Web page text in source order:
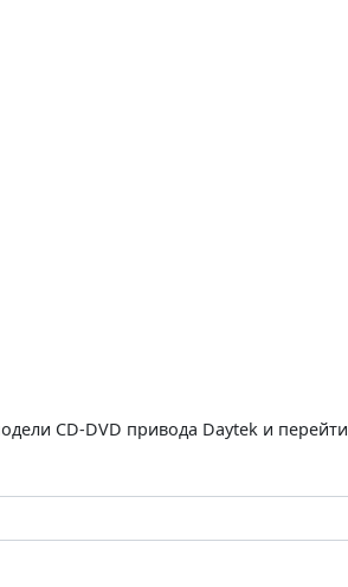
CD-DVD привода Daytek и